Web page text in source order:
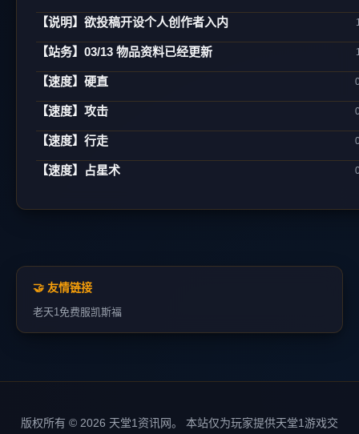
【说明】欲投稿开设个人创作者入内
【站务】03/13 物品资料已经更新
【速度】硬直
【速度】攻击
【速度】行走
【速度】占星术
🤝 友情链接
老天1免费服凯斯福
版权所有 © 2026 天堂1资讯网。 本站仅为玩家提供天堂1游戏交